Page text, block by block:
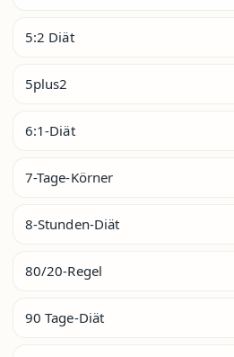
5:2 Diät
5plus2
6:1-Diät
7-Tage-Körner
8-Stunden-Diät
80/20-Regel
90 Tage-Diät